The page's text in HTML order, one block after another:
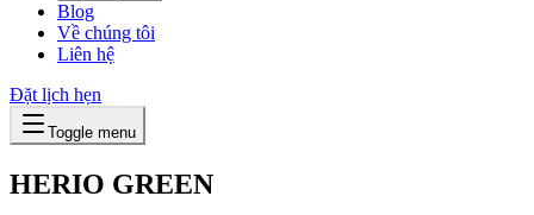
Blog
Về chúng tôi
Liên hệ
Đặt lịch hẹn
Toggle menu
HERIO GREEN